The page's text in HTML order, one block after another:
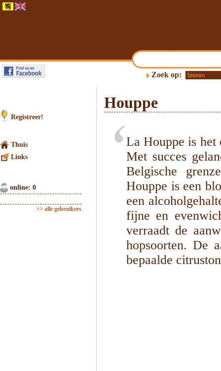
Zoek op:
Registreer!
Thuis
Links
online: 0
>> alle gebruikers
Houppe
La Houppe is het
Met succes
Belgische
Houppe is een
een
fijne en
verraadt de
hopsoorten. De
bepaalde